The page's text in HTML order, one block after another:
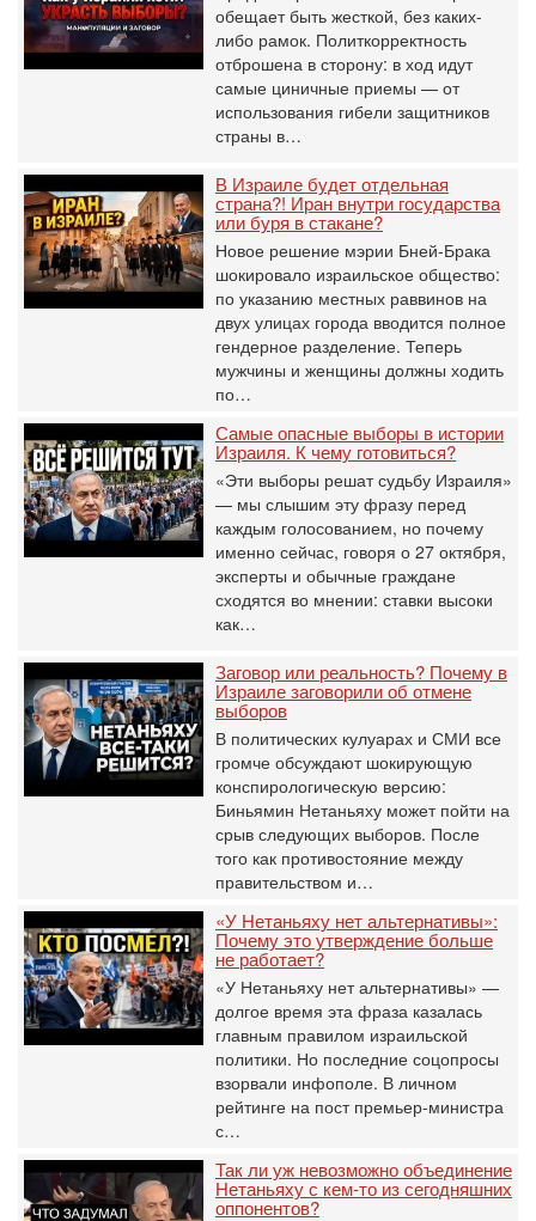
обещает быть жесткой, без каких-
либо рамок. Политкорректность
отброшена в сторону: в ход идут
самые циничные приемы — от
использования гибели защитников
страны в…
В Израиле будет отдельная
страна?! Иран внутри государства
или буря в стакане?
Новое решение мэрии Бней-Брака
шокировало израильское общество:
по указанию местных раввинов на
двух улицах города вводится полное
гендерное разделение. Теперь
мужчины и женщины должны ходить
по…
Самые опасные выборы в истории
Израиля. К чему готовиться?
«Эти выборы решат судьбу Израиля»
— мы слышим эту фразу перед
каждым голосованием, но почему
именно сейчас, говоря о 27 октября,
эксперты и обычные граждане
сходятся во мнении: ставки высоки
как…
Заговор или реальность? Почему в
Израиле заговорили об отмене
выборов
В политических кулуарах и СМИ все
громче обсуждают шокирующую
конспирологическую версию:
Биньямин Нетаньяху может пойти на
срыв следующих выборов. После
того как противостояние между
правительством и…
«У Нетаньяху нет альтернативы»:
Почему это утверждение больше
не работает?
«У Нетаньяху нет альтернативы» —
долгое время эта фраза казалась
главным правилом израильской
политики. Но последние соцопросы
взорвали инфополе. В личном
рейтинге на пост премьер-министра
с…
Так ли уж невозможно объединение
Нетаньяху с кем-то из сегодняшних
оппонентов?